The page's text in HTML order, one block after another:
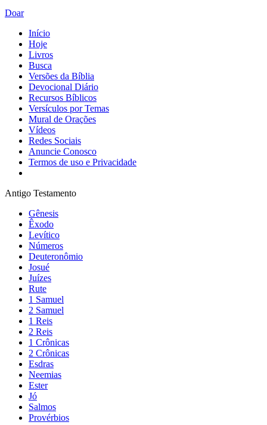
Doar
Início
Hoje
Livros
Busca
Versões da Bíblia
Devocional Diário
Recursos Bíblicos
Versículos por Temas
Mural de Orações
Vídeos
Redes Sociais
Anuncie Conosco
Termos de uso e Privacidade
Antigo Testamento
Gênesis
Êxodo
Levítico
Números
Deuteronômio
Josué
Juízes
Rute
1 Samuel
2 Samuel
1 Reis
2 Reis
1 Crônicas
2 Crônicas
Esdras
Neemias
Ester
Jó
Salmos
Provérbios